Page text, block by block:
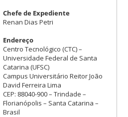
Chefe de Expediente
Renan Dias Petri
Endereço
Centro Tecnológico (CTC) –
Universidade Federal de Santa
Catarina (UFSC)
Campus Universitário Reitor João
David Ferreira Lima
CEP: 88040-900 – Trindade –
Florianópolis – Santa Catarina –
Brasil